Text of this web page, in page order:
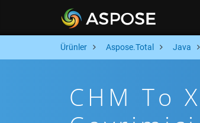
Ürünler Aspose.Total Java
CHM To